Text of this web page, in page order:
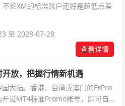
论XM的标准账户还好是超低点差
至 2028-07-28
查看详情
放，把握行情新机遇
大陆、香港、台湾或澳门的FxPro
设MT4标准Promo账号，即可自动